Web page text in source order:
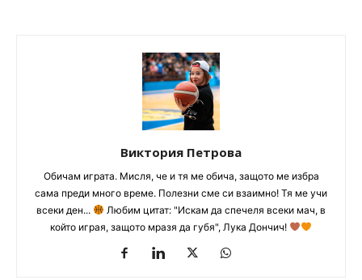
Виктория Петрова
Обичам играта. Мисля, че и тя ме обича, защото ме избра
сама преди много време. Полезни сме си взаимно! Тя ме учи
всеки ден...
Любим цитат: "Искам да спечеля всеки мач, в
който играя, защото мразя да губя", Лука Дончич!